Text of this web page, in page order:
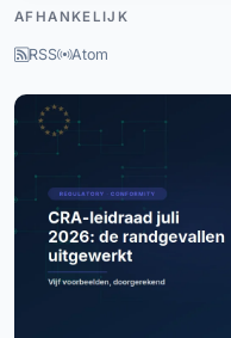
REGISTRATIE
CRA Evidence
AFHANKELIJK
RSS Atom